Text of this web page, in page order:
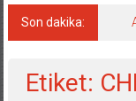
Son dakika:
Etiket: